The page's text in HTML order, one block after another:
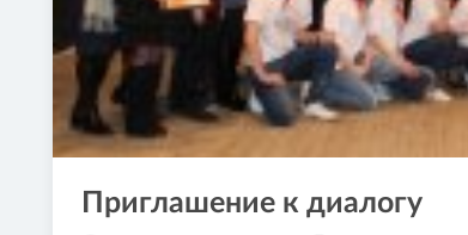
Приглашение к диалогу